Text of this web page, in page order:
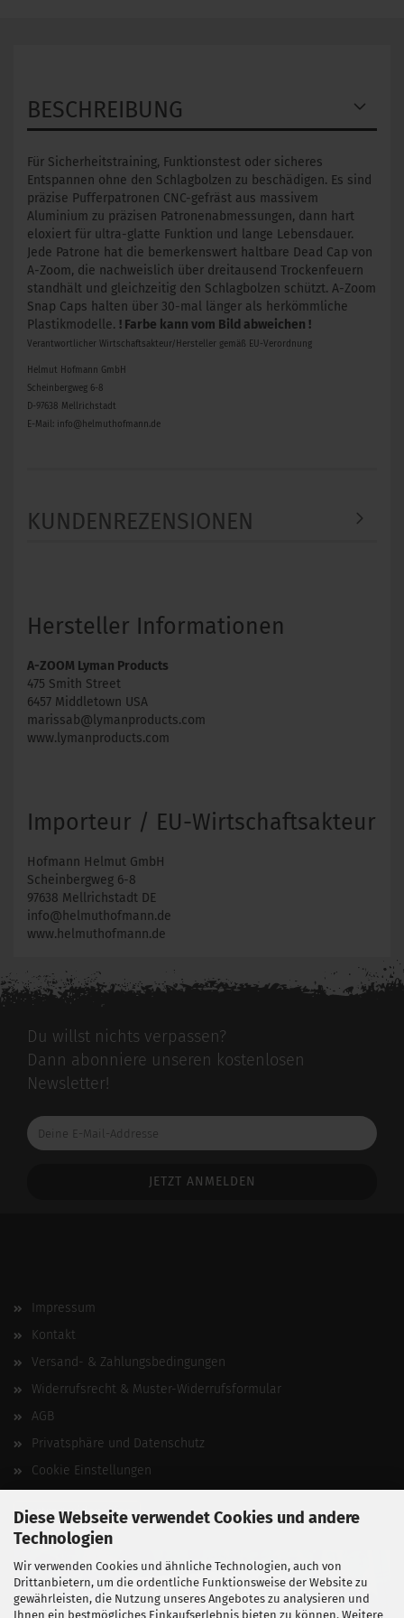
Diese Webseite verwendet Cookies und andere
Technologien
Wir verwenden Cookies und ähnliche Technologien, auch von
Drittanbietern, um die ordentliche Funktionsweise der Website zu
gewährleisten, die Nutzung unseres Angebotes zu analysieren und
Ihnen ein bestmögliches Einkaufserlebnis bieten zu können. Weitere
BESCHREIBUNG
Für Sicherheitstraining, Funktionstest oder sicheres
Entspannen ohne den Schlagbolzen zu beschädigen. Es sind
präzise Pufferpatronen CNC-gefräst aus massivem
Aluminium zu präzisen Patronenabmessungen, dann hart
eloxiert für ultra-glatte Funktion und lange Lebensdauer.
Jede Patrone hat die bemerkenswert haltbare Dead Cap von
A-Zoom, die nachweislich über dreitausend Trockenfeuern
standhält und gleichzeitig den Schlagbolzen schützt. A-Zoom
Snap Caps halten über 30-mal länger als herkömmliche
Plastikmodelle. ! Farbe kann vom Bild abweichen !
Verantwortlicher Wirtschaftsakteur/Hersteller gemäß EU-Verordnung
Helmut Hofmann GmbH
Scheinbergweg 6-8
D-97638 Mellrichstadt
E-Mail: info@helmuthofmann.de
KUNDENREZENSIONEN
Hersteller Informationen
A-ZOOM Lyman Products
475 Smith Street
6457 Middletown USA
marissab@lymanproducts.com
www.lymanproducts.com
Importeur / EU-Wirtschaftsakteur
Hofmann Helmut GmbH
Scheinbergweg 6-8
97638 Mellrichstadt DE
info@helmuthofmann.de
www.helmuthofmann.de
Du willst nichts verpassen?
Dann abonniere unseren kostenlosen
Newsletter!
Deine
E-
Impressum
Kontakt
Versand- & Zahlungsbedingungen
Widerrufsrecht & Muster-Widerrufsformular
AGB
Privatsphäre und Datenschutz
Cookie Einstellungen
Vertrag widerrufen